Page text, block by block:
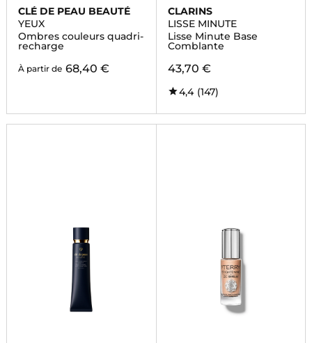
CLÉ DE PEAU BEAUTÉ
YEUX
Ombres couleurs quadri-
recharge
À partir de 68,40 €
CLARINS
LISSE MINUTE
Lisse Minute Base
Comblante
43,70 €
4,4 (147)